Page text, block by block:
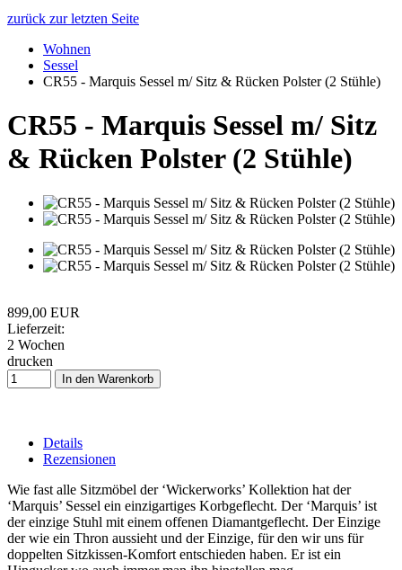
zurück zur letzten Seite
Wohnen
Sessel
CR55 - Marquis Sessel m/ Sitz & Rücken Polster (2 Stühle)
CR55 - Marquis Sessel m/ Sitz
& Rücken Polster (2 Stühle)
899,00 EUR
Lieferzeit:
2 Wochen
drucken
In den Warenkorb
Details
Rezensionen
Wie fast alle Sitzmöbel der ‘Wickerworks’ Kollektion hat der
‘Marquis’ Sessel ein einzigartiges Korbgeflecht. Der ‘Marquis’ ist
der einzige Stuhl mit einem offenen Diamantgeflecht. Der Einzige
der wie ein Thron aussieht und der Einzige, für den wir uns für
doppelten Sitzkissen-Komfort entschieden haben. Er ist ein